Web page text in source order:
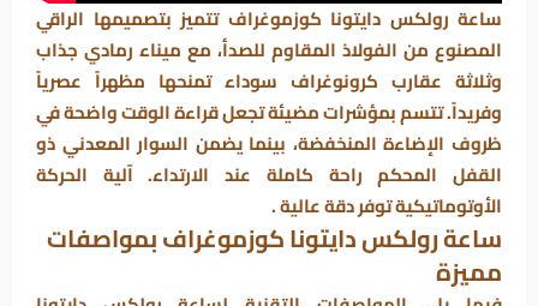
ساعة رولكس دايتونا كوزموغراف تتميز بتصميمها الراقي
المصنوع من الفولاذ المقاوم للصدأ، مع ميناء رمادي جذاب
وثلاثة عقارب كرونوغراف سوداء تمنحها مظهراً عصرياً
وفريداً. تتسم بمؤشرات مضيئة تجعل قراءة الوقت واضحة في
ظروف الإضاءة المنخفضة، بينما يضمن السوار المعدني ذو
القفل المحكم راحة كاملة عند الارتداء. آلية الحركة
الأوتوماتيكية توفر دقة عالية .
ساعة رولكس دايتونا كوزموغراف بمواصفات
مميزة